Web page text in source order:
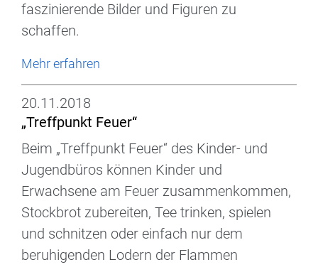
faszinierende Bilder und Figuren zu
schaffen.
Mehr erfahren
20.11.2018
„Treffpunkt Feuer“
Beim „Treffpunkt Feuer“ des Kinder- und
Jugendbüros können Kinder und
Erwachsene am Feuer zusammenkommen,
Stockbrot zubereiten, Tee trinken, spielen
und schnitzen oder einfach nur dem
beruhigenden Lodern der Flammen